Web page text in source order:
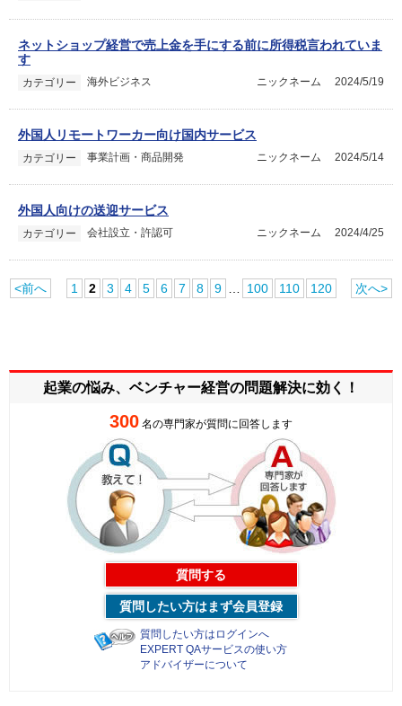
ネットショップ経営で売上金を手にする前に所得税言われていま
す
カテゴリー 海外ビジネス 2024/5/19
ニックネーム
外国人リモートワーカー向け国内サービス
カテゴリー 事業計画・商品開発 2024/5/14
ニックネーム
外国人向けの送迎サービス
カテゴリー 会社設立・許認可 2024/4/25
ニックネーム
<前へ 1 2 3 4 5 6 7 8 9 100 110 120 次へ>
起業の悩み、ベンチャー経営の問題解決に効く！
300 名の専門家が質問に回答します
質問する
質問したい方はまず会員登録
質問したい方はログインへ
EXPERT QAサービスの使い方
アドバイザーについて